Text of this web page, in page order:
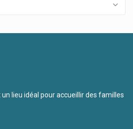
un lieu idéal pour accueillir des familles